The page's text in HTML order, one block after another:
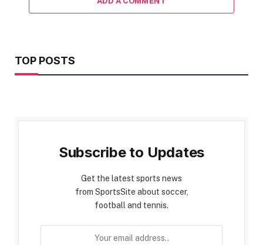
TOP POSTS
Subscribe to Updates
Get the latest sports news
from SportsSite about soccer,
football and tennis.